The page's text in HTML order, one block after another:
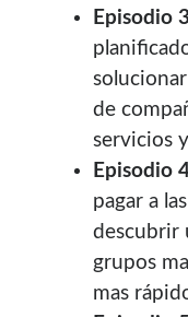
Episodio
de
servicios
Episodio
pagar a
descubrir
grupos
mas